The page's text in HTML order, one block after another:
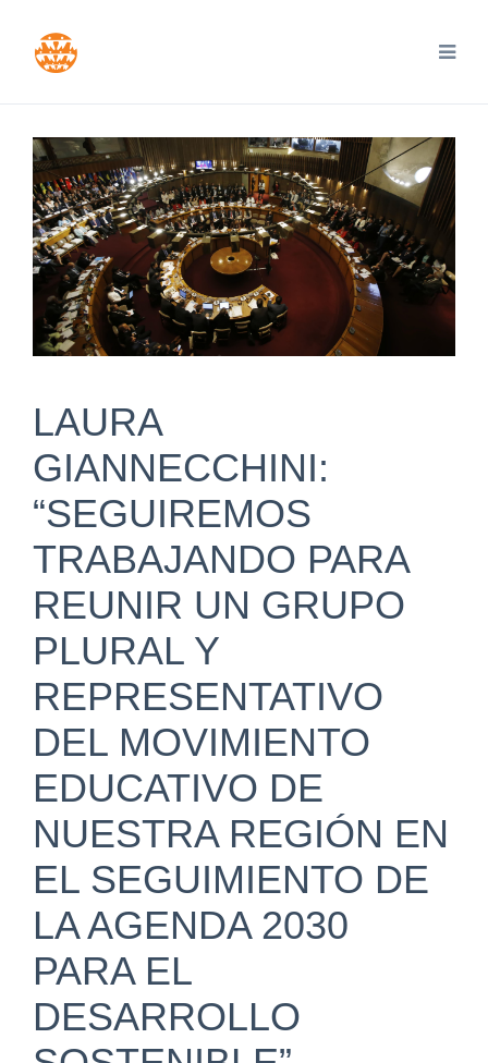
LAURA
GIANNECCHINI:
“SEGUIREMOS
TRABAJANDO PARA
REUNIR UN GRUPO
PLURAL Y
REPRESENTATIVO
DEL MOVIMIENTO
EDUCATIVO DE
NUESTRA REGIÓN EN
EL SEGUIMIENTO DE
LA AGENDA 2030
PARA EL
DESARROLLO